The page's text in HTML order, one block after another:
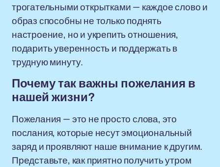
трогательными открытками — каждое слово и
образ способны не только поднять
настроение, но и укрепить отношения,
подарить уверенность и поддержать в
трудную минуту.
Почему так важны пожелания в
нашей жизни?
Пожелания — это не просто слова, это
послания, которые несут эмоциональный
заряд и проявляют наше внимание к другим.
Представьте, как приятно получить утром